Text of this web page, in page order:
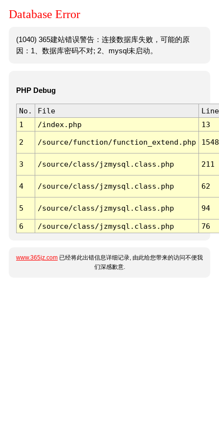
Database Error
(1040) 365建站错误警告：连接数据库失败，可能的原
因：1、数据库密码不对; 2、mysql未启动。
PHP Debug
No. File
Line
1
/index.php 13
2 /source/function/function_extend.php 1548
3 /source/class/jzmysql.class.php 211
4 /source/class/jzmysql.class.php 62
5 /source/class/jzmysql.class.php 94
6 /source/class/jzmysql.class.php 76
www.365jz.com 已经将此出错信息详细记录, 由此给您带来的访问不便我
们深感歉意.